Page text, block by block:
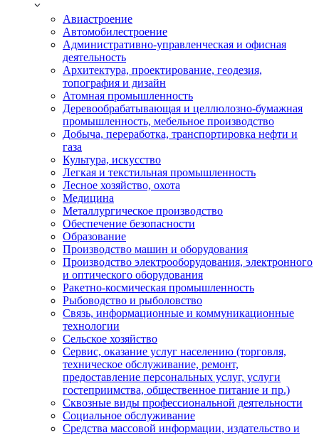
Авиастроение
Автомобилестроение
Административно-управленческая и офисная
деятельность
Архитектура, проектирование, геодезия,
топография и дизайн
Атомная промышленность
Деревообрабатывающая и целлюлозно-бумажная
промышленность, мебельное производство
Добыча, переработка, транспортировка нефти и
газа
Культура, искусство
Легкая и текстильная промышленность
Лесное хозяйство, охота
Медицина
Металлургическое производство
Обеспечение безопасности
Образование
Производство машин и оборудования
Производство электрооборудования, электронного
и оптического оборудования
Ракетно-космическая промышленность
Рыбоводство и рыболовство
Связь, информационные и коммуникационные
технологии
Сельское хозяйство
Сервис, оказание услуг населению (торговля,
техническое обслуживание, ремонт,
предоставление персональных услуг, услуги
гостеприимства, общественное питание и пр.)
Сквозные виды профессиональной деятельности
Социальное обслуживание
Средства массовой информации, издательство и